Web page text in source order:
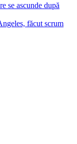
se ascunde după
făcut scrum